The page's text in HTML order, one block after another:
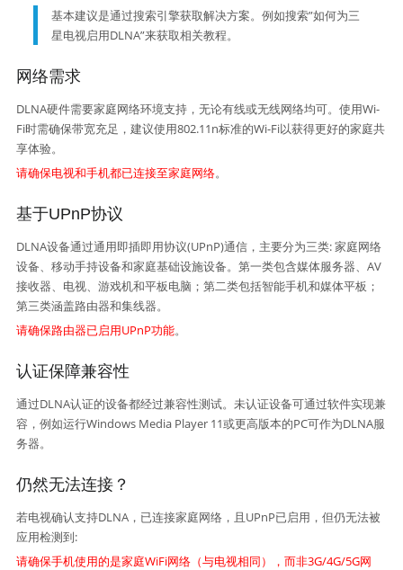
基本建议是通过搜索引擎获取解决方案。例如搜索”如何为三
星电视启用DLNA”来获取相关教程。
网络需求
DLNA硬件需要家庭网络环境支持，无论有线或无线网络均可。使用Wi-
Fi时需确保带宽充足，建议使用802.11n标准的Wi-Fi以获得更好的家庭共
享体验。
请确保电视和手机都已连接至家庭网络。
基于UPnP协议
DLNA设备通过通用即插即用协议(UPnP)通信，主要分为三类: 家庭网络
设备、移动手持设备和家庭基础设施设备。第一类包含媒体服务器、AV
接收器、电视、游戏机和平板电脑；第二类包括智能手机和媒体平板；
第三类涵盖路由器和集线器。
请确保路由器已启用UPnP功能。
认证保障兼容性
通过DLNA认证的设备都经过兼容性测试。未认证设备可通过软件实现兼
容，例如运行Windows Media Player 11或更高版本的PC可作为DLNA服
务器。
仍然无法连接？
若电视确认支持DLNA，已连接家庭网络，且UPnP已启用，但仍无法被
应用检测到:
请确保手机使用的是家庭WiFi网络（与电视相同），而非3G/4G/5G网